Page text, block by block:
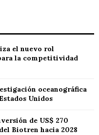
el nuevo rol
la competitividad
oceanográfica
Unidos
de US$ 270
Biotren hacia 2028